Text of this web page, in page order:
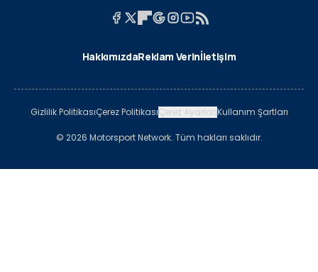
HakkımızdaReklam Verinİletişim
Gizlilik PolitikasıÇerez PolitikasıÇerez AyarlarıKullanım Şartları
© 2026 Motorsport Network. Tüm hakları saklıdır.